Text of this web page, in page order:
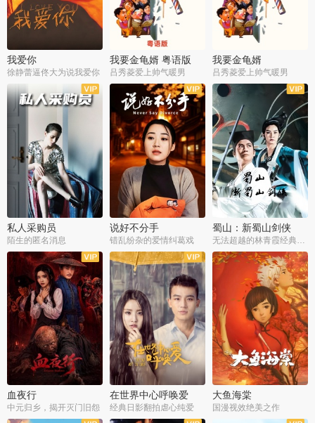
我爱你
徐静蕾逼佟大为说我爱你
我要金龟婿 粤语版
吕秀菱爱上帅气暖男
我要金龟婿
吕秀菱爱上帅气暖男
私人采购员
陌生的匿名消息
说好不分手
错乱纷杂的爱情纠葛戏
蜀山：新蜀山剑侠
无法超越的林青霞经典角色
血夜行
中元归乡，揭开灭门旧怨
在世界中心呼唤爱
经典日影翻拍虐心纯爱
大鱼海棠
国漫视效绝美之作